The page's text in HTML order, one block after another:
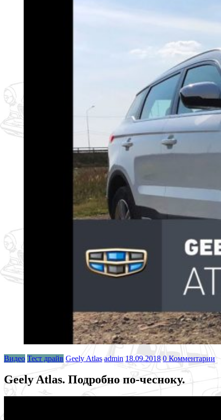
Видео Тест драйв Geely Atlas admin 18.09.2018 0 Комментарии
Geely Atlas. Подробно по-чесноку.